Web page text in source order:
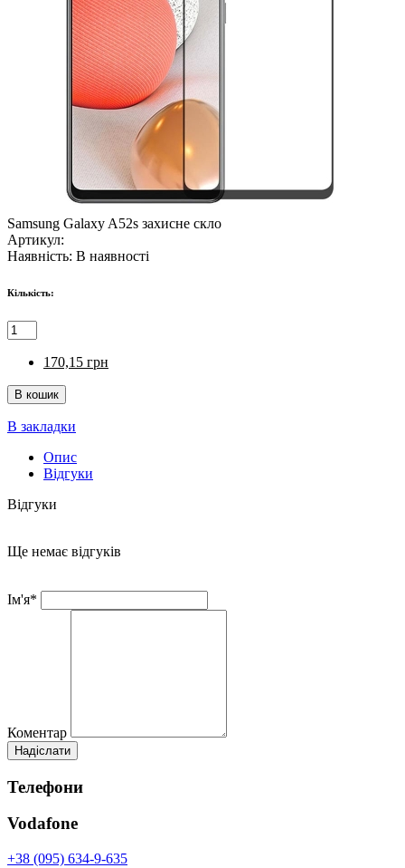
Samsung Galaxy A52s захисне скло
Артикул:
Наявність: В наявності
Кількість:
170,15 грн
В закладки
Опис
Відгуки
Відгуки
Ще немає відгуків
Ім'я*
Коментар
Телефони
Vodafone
+38 (095) 634-9-635